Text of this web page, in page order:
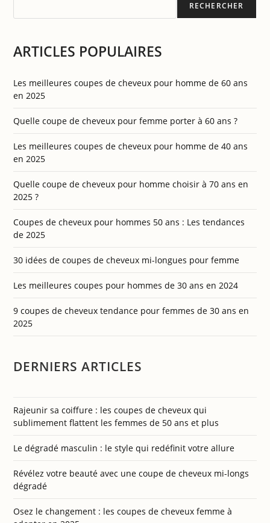
RECHERCHER
ARTICLES POPULAIRES
Les meilleures coupes de cheveux pour homme de 60 ans
en 2025
Quelle coupe de cheveux pour femme porter à 60 ans ?
Les meilleures coupes de cheveux pour homme de 40 ans
en 2025
Quelle coupe de cheveux pour homme choisir à 70 ans en
2025 ?
Coupes de cheveux pour hommes 50 ans : Les tendances
de 2025
30 idées de coupes de cheveux mi-longues pour femme
Les meilleures coupes pour hommes de 30 ans en 2024
9 coupes de cheveux tendance pour femmes de 30 ans en
2025
DERNIERS ARTICLES
Rajeunir sa coiffure : les coupes de cheveux qui
sublimement flattent les femmes de 50 ans et plus
Le dégradé masculin : le style qui redéfinit votre allure
Révélez votre beauté avec une coupe de cheveux mi-longs
dégradé
Osez le changement : les coupes de cheveux femme à